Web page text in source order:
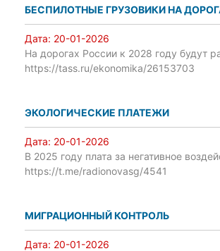
БЕСПИЛОТНЫЕ ГРУЗОВИКИ НА
Дата: 20-01-2026
На дорогах России к 2028 году будут
https://tass.ru/ekonomika/26153703
ЭКОЛОГИЧЕСКИЕ ПЛАТЕЖИ
Дата: 20-01-2026
В 2025 году плата за негативное
https://t.me/radionovasg/4541
МИГРАЦИОННЫЙ КОНТРОЛЬ
Дата: 20-01-2026